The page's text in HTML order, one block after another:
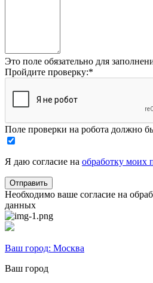
Это поле обязательно для
Пройдите проверку:*
Поле проверки на робота должно
Я даю согласие на обработку моих
Необходимо ваше согласие на
данных
Ваш город: Москва
Ваш город